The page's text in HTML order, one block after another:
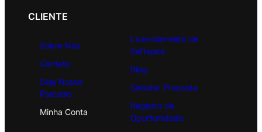
CLIENTE
Sobre Nós
Contato
Seja Nosso
Parceiro
Minha Conta
Licenciamento de
Software
Blog
Solicitar Proposta
Registro de
Oportunidade